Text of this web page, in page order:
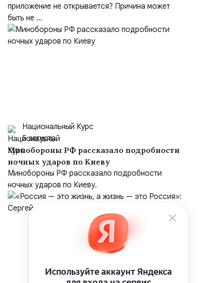
приложение не открывается? Причина может
быть не ...
Национальный Курс
5 августа
Минобороны РФ рассказало подробности
ночных ударов по Киеву
Минобороны РФ рассказало подробности
ночных ударов по Киеву.